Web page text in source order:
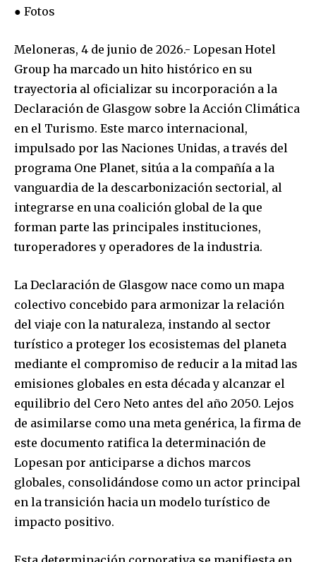
● Fotos
Meloneras, 4 de junio de 2026.- Lopesan Hotel
Group ha marcado un hito histórico en su
trayectoria al oficializar su incorporación a la
Declaración de Glasgow sobre la Acción Climática
en el Turismo. Este marco internacional,
impulsado por las Naciones Unidas, a través del
programa One Planet, sitúa a la compañía a la
vanguardia de la descarbonización sectorial, al
integrarse en una coalición global de la que
forman parte las principales instituciones,
turoperadores y operadores de la industria.
La Declaración de Glasgow nace como un mapa
colectivo concebido para armonizar la relación
del viaje con la naturaleza, instando al sector
turístico a proteger los ecosistemas del planeta
mediante el compromiso de reducir a la mitad las
emisiones globales en esta década y alcanzar el
equilibrio del Cero Neto antes del año 2050. Lejos
de asimilarse como una meta genérica, la firma de
este documento ratifica la determinación de
Lopesan por anticiparse a dichos marcos
globales, consolidándose como un actor principal
en la transición hacia un modelo turístico de
impacto positivo.